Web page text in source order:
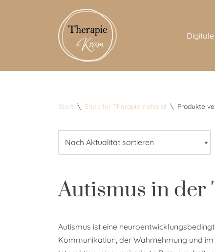
Start \ Shop für Therapiematerial \ Produkte
Autismus in der
Autismus ist eine
Kommunikation, der Wahrnehmung und